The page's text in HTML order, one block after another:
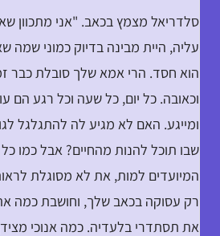
סלדריאל מצמץ בכאב. "אני מתכוון
עליה, היית מבינה בדיוק כמוני שמה
הוא חסד. הרי אמא שלך סובלת כבר
וכאובה. כל יום, כל שעה וכל רגע הם
ומייגע. האם לא מגיע לה להתגלגל
שבו תוכל להנות מהחיים? אבל כמו
המיועדים למות, את לא מסוגלת
רק עסוקה בכאב שלך, וחושבת כמה
את תסתדרי בלעדיה. כמה אנוכי